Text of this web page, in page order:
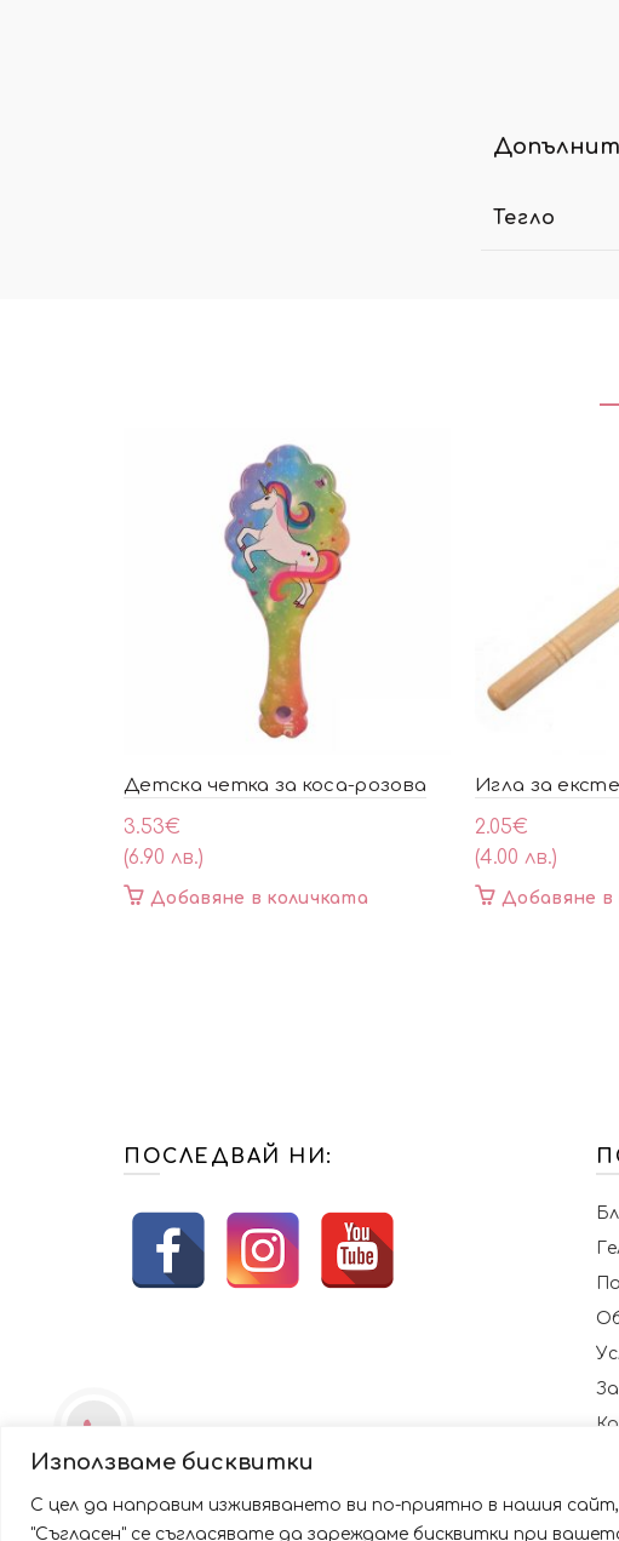
Използваме бисквитки
С цел да направим изживяването ви по-приятно в нашия
"Съгласен" се съгласявате да зареждаме бисквитки при
Тегло
Детска четка за коса-розова
3.53€
(6.90 лв.)
Добавяне в количката
Игла за
2.05€
(4.00 лв.)
Добавяне в
ПОСЛЕДВАЙ НИ:
Използваме бисквитки за да подобрим вашата работа със